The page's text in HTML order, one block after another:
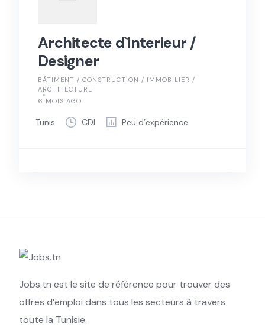
Architecte d`interieur /
Designer
BÂTIMENT / CONSTRUCTION / IMMOBILIER /
ARCHITECTURE
6 MOIS AGO
Tunis CDI Peu d’expérience
Jobs.tn est le site de référence pour trouver des
offres d’emploi dans tous les secteurs à travers
toute la Tunisie.